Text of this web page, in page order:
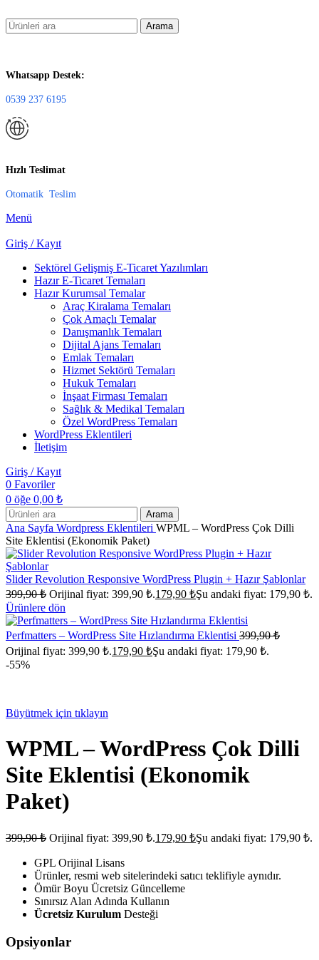
Arama
Whatsapp Destek:
0539 237 6195
Hızlı Teslimat
Otomatik Teslim
Menü
Giriş / Kayıt
Sektörel Gelişmiş E-Ticaret Yazılımları
Hazır E-Ticaret Temaları
Hazır Kurumsal Temalar
Araç Kiralama Temaları
Çok Amaçlı Temalar
Danışmanlık Temaları
Dijital Ajans Temaları
Emlak Temaları
Hizmet Sektörü Temaları
Hukuk Temaları
İnşaat Firması Temaları
Sağlık & Medikal Temaları
Özel WordPress Temaları
WordPress Eklentileri
İletişim
Giriş / Kayıt
0 Favoriler
0 öğe 0,00 ₺
Arama
Ana Sayfa Wordpress Eklentileri WPML – WordPress Çok Dilli
Site Eklentisi (Ekonomik Paket)
Slider Revolution Responsive WordPress Plugin + Hazır Şablonlar
399,90₺ Orijinal fiyat: 399,90 ₺.179,90 ₺Şu andaki fiyat: 179,90 ₺.
Ürünlere dön
Perfmatters – WordPress Site Hızlandırma Eklentisi 399,90₺
Orijinal fiyat: 399,90 ₺.179,90 ₺Şu andaki fiyat: 179,90 ₺.
-55%
Büyütmek için tıklayın
WPML – WordPress Çok Dilli
Site Eklentisi (Ekonomik
Paket)
399,90₺ Orijinal fiyat: 399,90 ₺.179,90 ₺Şu andaki fiyat: 179,90 ₺.
GPL Orijinal Lisans
Ürünler, resmi web sitelerindeki satıcı teklifiyle aynıdır.
Ömür Boyu Ücretsiz Güncelleme
Sınırsız Alan Adında Kullanın
Ücretsiz Kurulum Desteği
Opsiyonlar